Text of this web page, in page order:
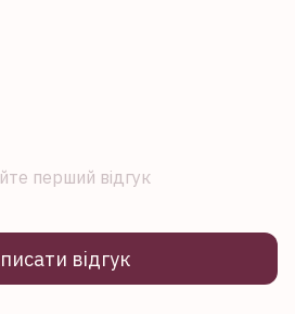
перший відгук
відгук